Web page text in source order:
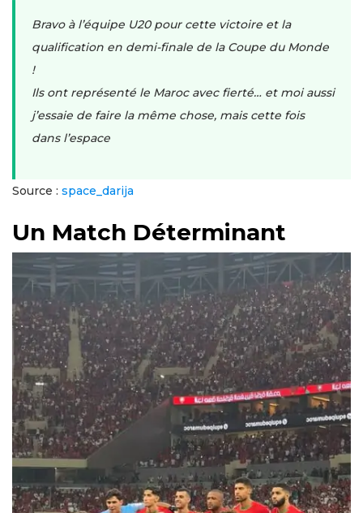
Bravo à l’équipe U20 pour cette victoire et la
qualification en demi-finale de la Coupe du Monde
!
Ils ont représenté le Maroc avec fierté… et moi aussi
j’essaie de faire la même chose, mais cette fois
dans l’espace
Source : space_darija
Un Match Déterminant